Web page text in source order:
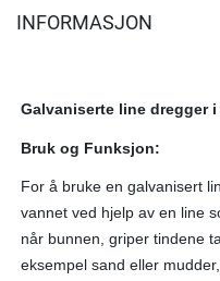
INFORMASJON
Galvaniserte line dregger
Bruk og Funksjon:
For å bruke en galvanisert
vannet ved hjelp av en line
når bunnen, griper tindene
eksempel sand eller